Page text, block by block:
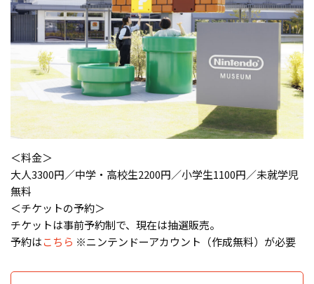
＜料金＞
大人3300円／中学・高校生2200円／小学生1100円／未就学児
無料
＜チケットの予約＞
チケットは事前予約制で、現在は抽選販売。
予約はこちら ※ニンテンドーアカウント（作成無料）が必要